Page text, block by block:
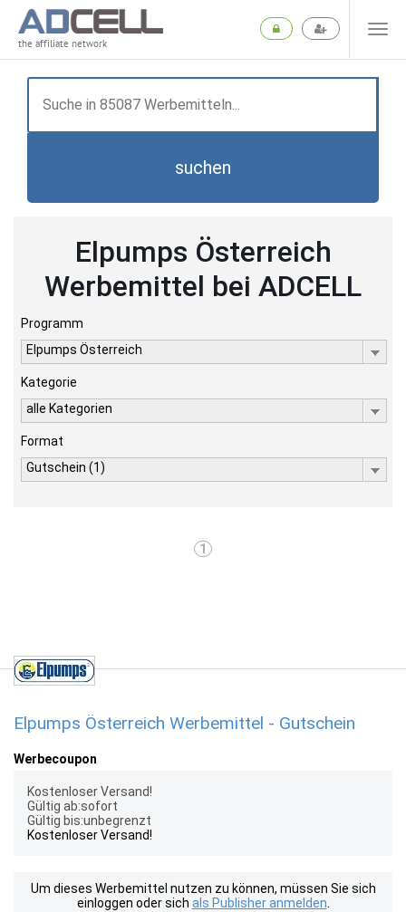
the affiliate network
suchen
Elpumps Österreich
Werbemittel bei ADCELL
Programm
Elpumps Österreich
Kategorie
alle Kategorien
Format
Gutschein (1)
1
Elpumps Österreich Werbemittel - Gutschein
Werbecoupon
Kostenloser Versand!
Gültig ab:sofort
Gültig bis:unbegrenzt
Kostenloser Versand!
Um dieses Werbemittel nutzen zu können, müssen Sie sich
einloggen oder sich als Publisher anmelden